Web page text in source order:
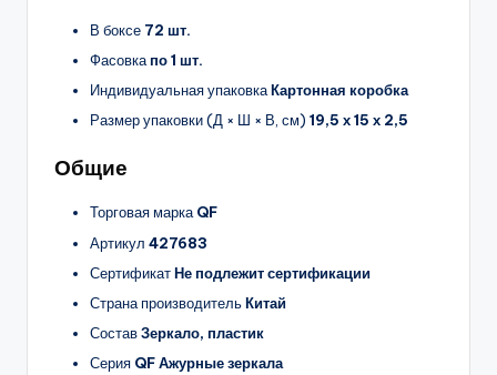
В боксе 72 шт.
Фасовкапо 1 шт.
Индивидуальная упаковкаКартонная коробка
Размер упаковки (Д × Ш × В, см) 19,5 х 15 х 2,5
Общие
Торговая маркаQF
Артикул 427683
СертификатНе подлежит сертификации
Страна производительКитай
СоставЗеркало, пластик
Серия QF Ажурные зеркала